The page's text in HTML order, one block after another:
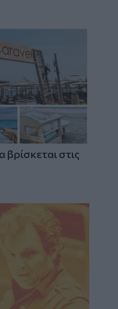
βρίσκεται στις